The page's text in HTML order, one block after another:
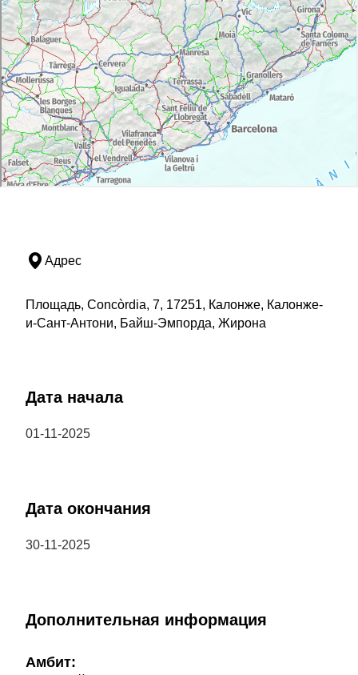
Адрес
Площадь, Concòrdia, 7, 17251, Калонже, Калонже-
и-Сант-Антони, Байш-Эмпорда, Жирона
Дата начала
01-11-2025
Дата окончания
30-11-2025
Дополнительная информация
Амбит: